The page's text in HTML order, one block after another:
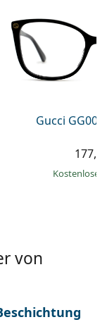
Gucci
Kostenloser
von